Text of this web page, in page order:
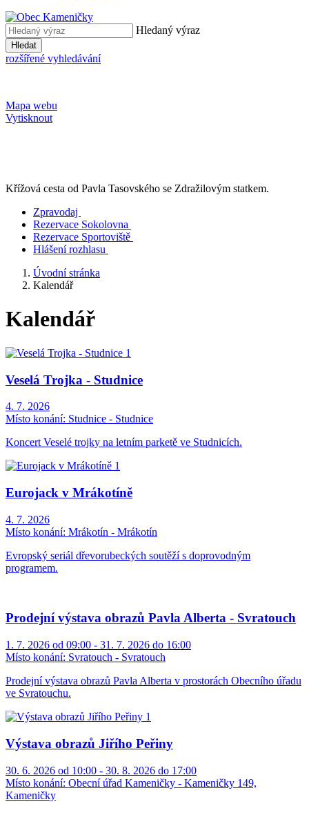
Hledaný výraz
Hledat
rozšířené vyhledávání
Mapa webu
Vytisknout
Křížová cesta od Pavla Tasovského se Zdražilovým statkem.
Zpravodaj
Rezervace Sokolovna
Rezervace Sportoviště
Hlášení rozhlasu
Úvodní stránka
Kalendář
Kalendář
Veselá Trojka - Studnice
4. 7. 2026
Místo konání: Studnice - Studnice
Koncert Veselé trojky na letním parketě ve Studnicích.
Eurojack v Mrákotíně
4. 7. 2026
Místo konání: Mrákotín - Mrákotín
Evropský seriál dřevorubeckých soutěží s doprovodným
programem.
Prodejní výstava obrazů Pavla Alberta - Svratouch
1. 7. 2026 od 09:00 - 31. 7. 2026 do 16:00
Místo konání: Svratouch - Svratouch
Prodejní výstava obrazů Pavla Alberta v prostorách Obecního úřadu
ve Svratouchu.
Výstava obrazů Jiřího Peřiny
30. 6. 2026 od 10:00 - 30. 8. 2026 do 17:00
Místo konání: Obecní úřad Kameničky - Kameničky 149,
Kameničky